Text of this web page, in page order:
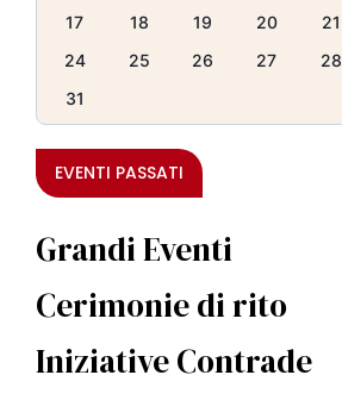
17
18 19 20 21
24
25 26 27 28
31
EVENTI PASSATI
Grandi Eventi
Cerimonie di rito
Iniziative Contrade